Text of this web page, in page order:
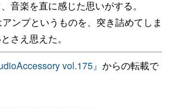
音楽を直に感じた思いがする。
ンプというものを、突き詰めてしま
さえ思えた。
vol.175』 からの転載で